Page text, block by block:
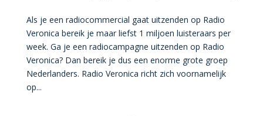
Als je een radiocommercial gaat uitzenden op Radio
Veronica bereik je maar liefst 1 miljoen luisteraars per
week. Ga je een radiocampagne uitzenden op Radio
Veronica? Dan bereik je dus een enorme grote groep
Nederlanders. Radio Veronica richt zich voornamelijk
op...